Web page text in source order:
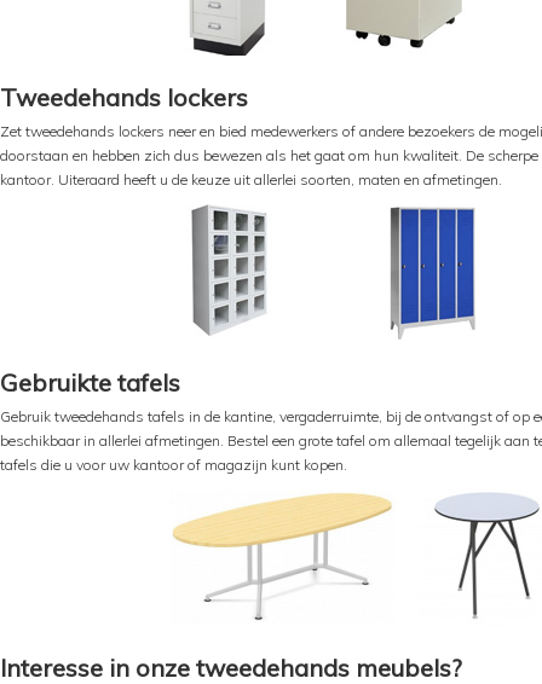
Tweedehands lockers
Zet tweedehands lockers neer en bied medewerkers of andere bezoekers de
doorstaan en hebben zich dus bewezen als het gaat om hun kwaliteit. De
kantoor. Uiteraard heeft u de keuze uit allerlei soorten, maten en afmetingen.
Gebruikte tafels
Gebruik tweedehands tafels in de kantine, vergaderruimte, bij de ontvangst of
beschikbaar in allerlei afmetingen. Bestel een grote tafel om allemaal tegelijk
tafels die u voor uw kantoor of magazijn kunt kopen.
Interesse in onze tweedehands meubels?